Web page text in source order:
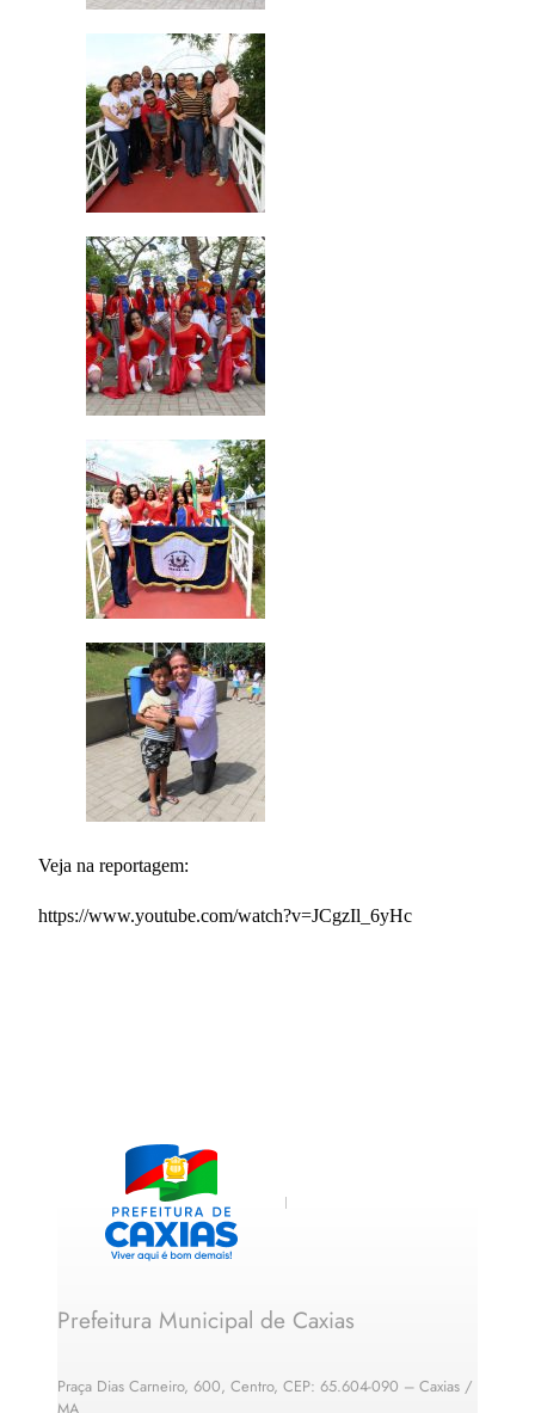
Veja na reportagem:
https://www.youtube.com/watch?v=JCgzIl_6yHc
Prefeitura Municipal de Caxias
Praça Dias Carneiro, 600, Centro, CEP: 65.604-090 – Caxias /